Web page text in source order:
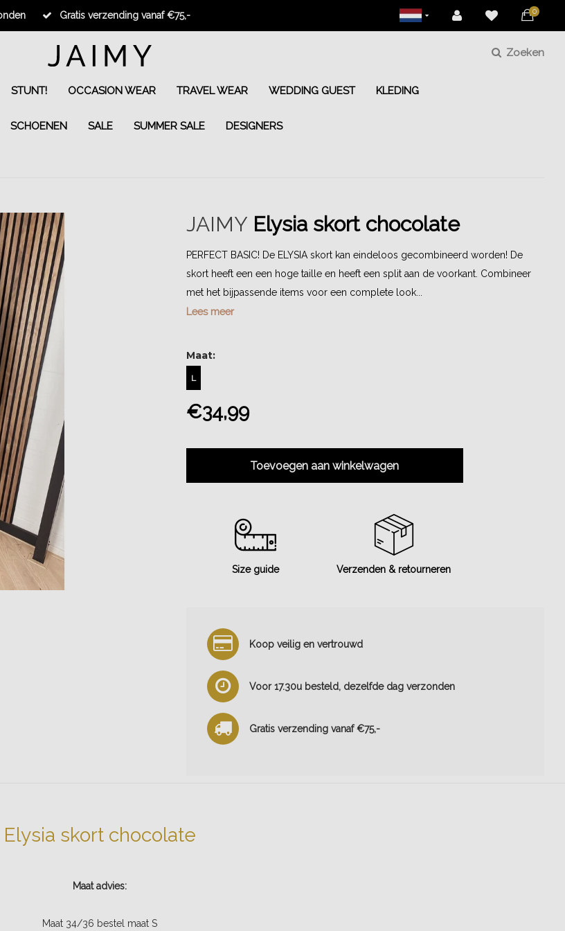
Gratis verzending vanaf €75,- 0
Zoeken
STUNT! OCCASION WEAR TRAVEL WEAR WEDDING GUEST KLEDING
SCHOENEN SALE SUMMER SALE DESIGNERS
JAIMY Elysia skort chocolate
PERFECT BASIC! De ELYSIA skort kan eindeloos gecombineerd worden! De
skort heeft een een hoge taille en heeft een split aan de voorkant. Combineer
met het bijpassende items voor een complete look...
Lees meer
Maat:
L
€34,99
Toevoegen aan winkelwagen
Size guide Verzenden & retourneren
Koop veilig en vertrouwd
Voor 17.30u besteld, dezelfde dag verzonden
Gratis verzending vanaf €75,-
Elysia skort chocolate
Maat advies:
Maat 34/36 bestel maat S